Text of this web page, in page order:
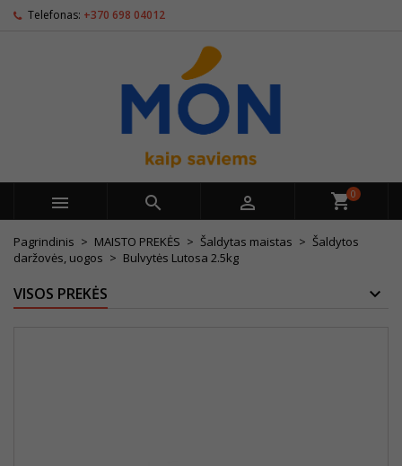
Telefonas: +370 698 04012
   0
Pagrindinis MAISTO PREKĖS Šaldytas maistas
Šaldytos
daržovės, uogos
Bulvytės Lutosa 2.5kg
VISOS PREKĖS